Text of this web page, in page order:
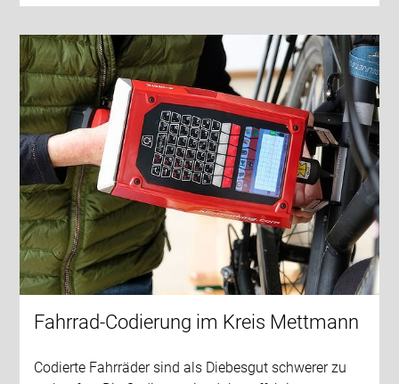
Fahrrad-Codierung im Kreis Mettmann
Codierte Fahrräder sind als Diebesgut schwerer zu